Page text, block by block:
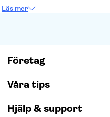
Burj Khalifa
Läs mer
Företag
Våra tips
Hjälp & support